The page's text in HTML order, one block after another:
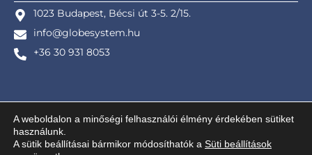
1023 Budapest, Bécsi út 3-5. 2/15.
info@globesystem.hu
+36 30 931 8053
© GlobEnergy Kft. – Globe System Project Solution Ltd. – Design ©
A weboldalon a minőségi felhasználói élmény érdekében sütiket
használunk.
A sütik beállításai bármikor módosíthatók a Süti beállítások